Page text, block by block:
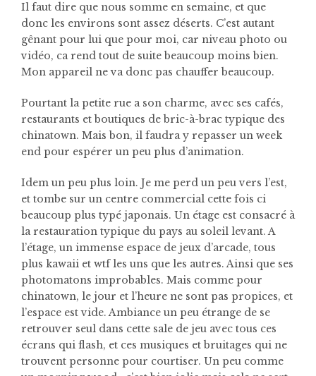
Il faut dire que nous somme en semaine, et que
donc les environs sont assez déserts. C’est autant
gênant pour lui que pour moi, car niveau photo ou
vidéo, ca rend tout de suite beaucoup moins bien.
Mon appareil ne va donc pas chauffer beaucoup.
Pourtant la petite rue a son charme, avec ses cafés,
restaurants et boutiques de bric-à-brac typique des
chinatown. Mais bon, il faudra y repasser un week
end pour espérer un peu plus d’animation.
Idem un peu plus loin. Je me perd un peu vers l’est,
et tombe sur un centre commercial cette fois ci
beaucoup plus typé japonais. Un étage est consacré à
la restauration typique du pays au soleil levant. A
l’étage, un immense espace de jeux d’arcade, tous
plus kawaii et wtf les uns que les autres. Ainsi que ses
photomatons improbables. Mais comme pour
chinatown, le jour et l’heure ne sont pas propices, et
l’espace est vide. Ambiance un peu étrange de se
retrouver seul dans cette sale de jeu avec tous ces
écrans qui flash, et ces musiques et bruitages qui ne
trouvent personne pour courtiser. Un peu comme